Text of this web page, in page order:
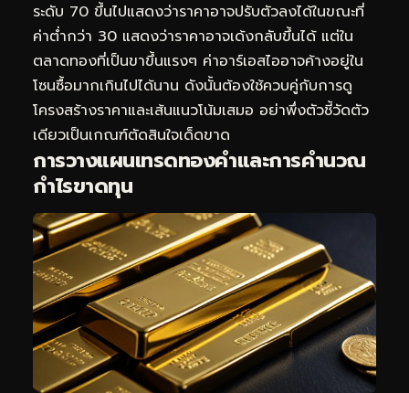
ระดับ 70 ขึ้นไปแสดงว่าราคาอาจปรับตัวลงได้ในขณะที่
ค่าต่ำกว่า 30 แสดงว่าราคาอาจเด้งกลับขึ้นได้ แต่ใน
ตลาดทองที่เป็นขาขึ้นแรงๆ ค่าอาร์เอสไออาจค้างอยู่ใน
โซนซื้อมากเกินไปได้นาน ดังนั้นต้องใช้ควบคู่กับการดู
โครงสร้างราคาและเส้นแนวโน้มเสมอ อย่าพึ่งตัวชี้วัดตัว
เดียวเป็นเกณฑ์ตัดสินใจเด็ดขาด
การวางแผนเทรดทองคำและการคำนวณ
กำไรขาดทุน